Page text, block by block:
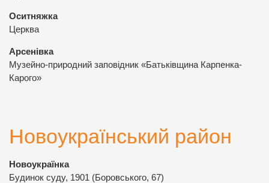
Оситняжка
Церква
Арсенівка
Музейно-природний заповідник «Батьківщина Карпенка-
Карого»
Новоукраїнський район
Новоукраїнка
Будинок суду, 1901 (Боровського, 67)